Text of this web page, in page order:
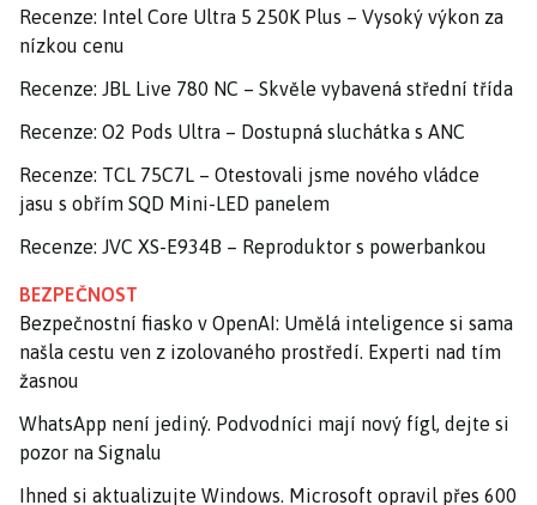
Recenze: Intel Core Ultra 5 250K Plus – Vysoký výkon za
nízkou cenu
Recenze: JBL Live 780 NC – Skvěle vybavená střední třída
Recenze: O2 Pods Ultra – Dostupná sluchátka s ANC
Recenze: TCL 75C7L – Otestovali jsme nového vládce
jasu s obřím SQD Mini-LED panelem
Recenze: JVC XS-E934B – Reproduktor s powerbankou
BEZPEČNOST
Bezpečnostní fiasko v OpenAI: Umělá inteligence si sama
našla cestu ven z izolovaného prostředí. Experti nad tím
žasnou
WhatsApp není jediný. Podvodníci mají nový fígl, dejte si
pozor na Signalu
Ihned si aktualizujte Windows. Microsoft opravil přes 600